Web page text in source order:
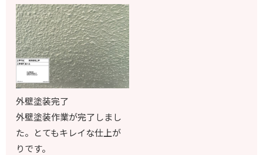
外壁塗装完了
外壁塗装作業が完了しまし
た。とてもキレイな仕上が
りです。